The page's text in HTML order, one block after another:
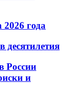
2026 года
десятилетия
России
и